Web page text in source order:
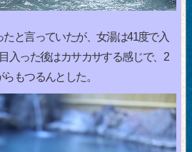
と言っていたが、女湯は41度で入
入った後はカサカサする感じで、2
もつるんとした。